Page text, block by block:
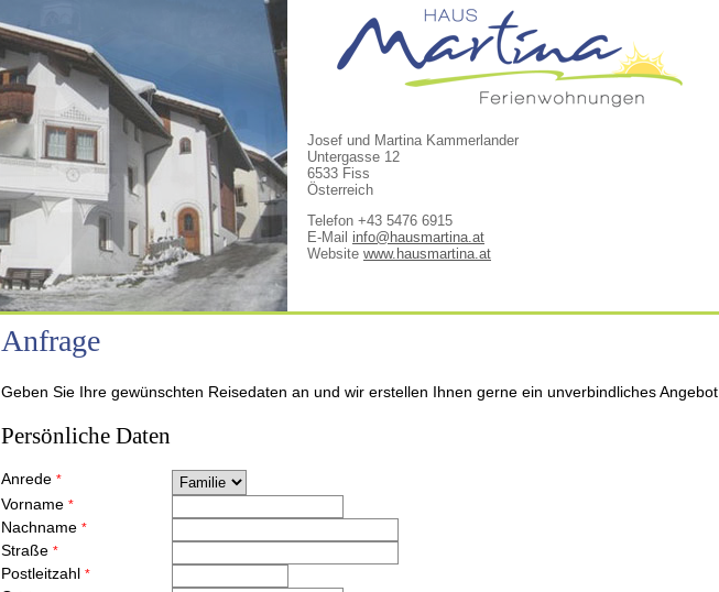
Josef und Martina Kammerlander
Untergasse 12
6533 Fiss
Österreich
Telefon +43 5476 6915
E-Mail info@hausmartina.at
Website www.hausmartina.at
Anfrage
Geben Sie Ihre gewünschten Reisedaten an und wir erstellen Ihnen gerne ein unverbindliches Angebot.
Persönliche Daten
Anrede *
Vorname *
Nachname *
Straße *
Postleitzahl *